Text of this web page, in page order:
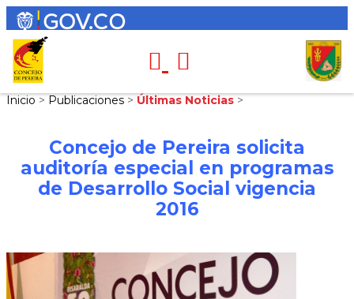
Inicio > Publicaciones > Últimas Noticias >
Concejo de Pereira solicita
auditoría especial en programas
de Desarrollo Social vigencia
2016